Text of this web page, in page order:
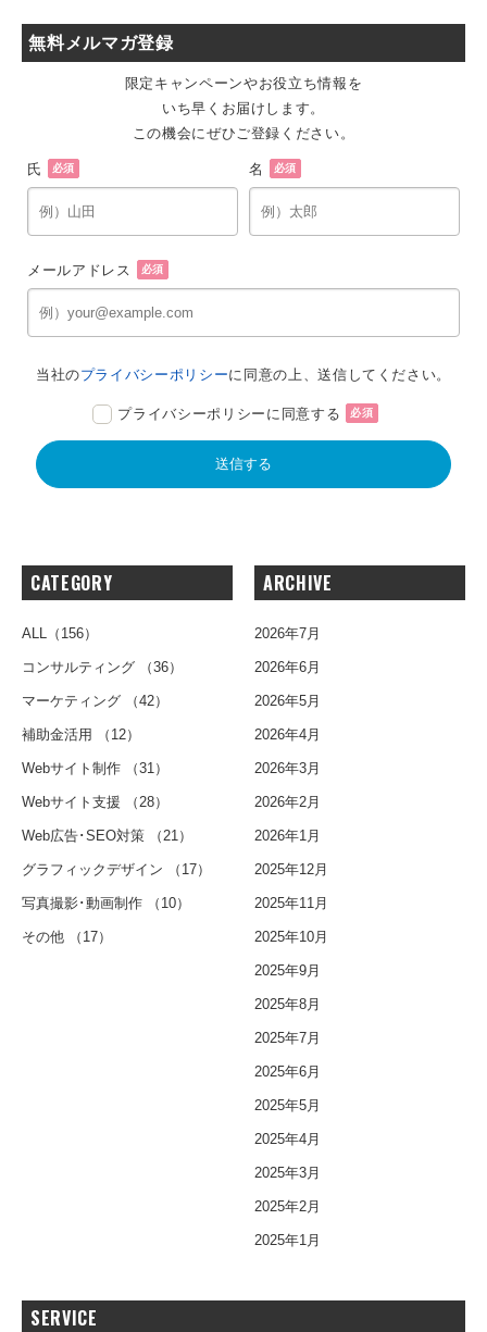
無料メルマガ登録
限定キャンペーンやお役立ち情報を
いち早くお届けします。
この機会にぜひご登録ください。
氏 必須 名 必須
メールアドレス 必須
当社のプライバシーポリシーに同意の上、送信してください。
プライバシーポリシーに同意する 必須
CATEGORY
ALL （156）
コンサルティング （36）
マーケティング （42）
補助金活用 （12）
Webサイト制作 （31）
Webサイト支援 （28）
Web広告･SEO対策 （21）
グラフィックデザイン （17）
写真撮影･動画制作 （10）
その他 （17）
ARCHIVE
2026年7月
2026年6月
2026年5月
2026年4月
2026年3月
2026年2月
2026年1月
2025年12月
2025年11月
2025年10月
2025年9月
2025年8月
2025年7月
2025年6月
2025年5月
2025年4月
2025年3月
2025年2月
2025年1月
SERVICE